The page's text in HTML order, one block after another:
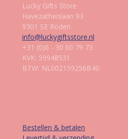
Lucky Gifts Store
Havezathenlaan 93
9301 SE Roden
info@luckygiftsstore.nl
+31 (0)6 - 30 60 79 73
KVK: 59948531
BTW: NL002159256B40
Bestellen & betalen